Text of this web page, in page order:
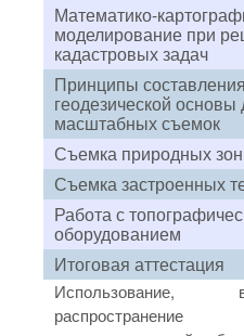
Математико-
моделирование при
кадастровых задач
Принципы составления
геодезической основы
масштабных съемок
Съемка природных зон
Съемка застроенных
Работа с
оборудованием
Итоговая аттестация
Использование,